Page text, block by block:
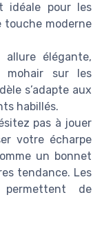
idéale pour les
touche moderne
élégante,
mohair sur les
s’adapte aux
habillés.
pas à jouer
votre écharpe
un bonnet
tendance. Les
de